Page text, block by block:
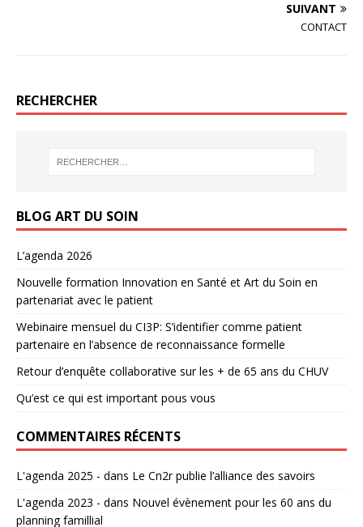
SUIVANT
CONTACT
RECHERCHER
BLOG ART DU SOIN
L’agenda 2026
Nouvelle formation Innovation en Santé et Art du Soin en
partenariat avec le patient
Webinaire mensuel du CI3P: S’identifier comme patient
partenaire en l’absence de reconnaissance formelle
Retour d’enquête collaborative sur les + de 65 ans du CHUV
Qu’est ce qui est important pous vous
COMMENTAIRES RÉCENTS
L'agenda 2025 - dans Le Cn2r publie l’alliance des savoirs
L'agenda 2023 - dans Nouvel évènement pour les 60 ans du
planning famillial